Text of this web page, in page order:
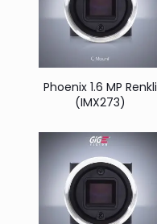
Phoenix 1.6 MP Renkli
(IMX273)